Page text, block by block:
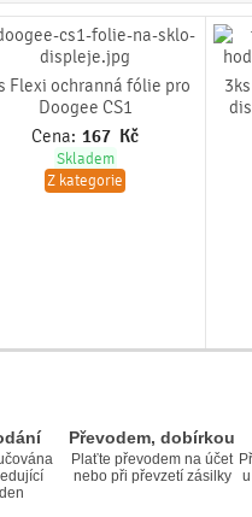
Flexi ochranná fólie pro
Doogee CS1
Cena: 167 Kč
Skladem
Z kategorie
Převodem, dobírkou
Plaťte převodem na účet
nebo při převzetí zásilky